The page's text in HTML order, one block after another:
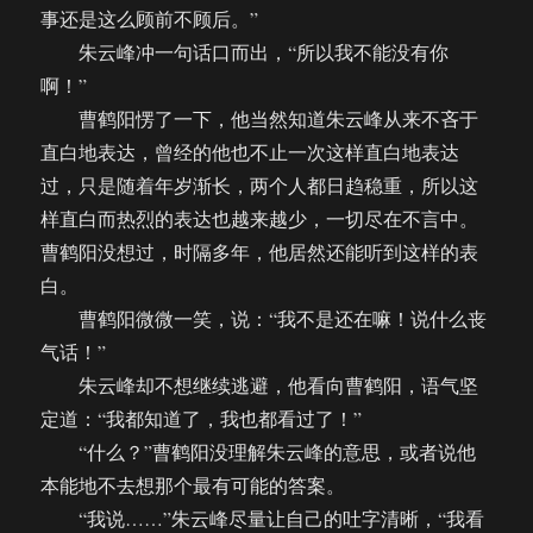
事还是这么顾前不顾后。”
朱云峰冲一句话口而出，“所以我不能没有你
啊！”
曹鹤阳愣了一下，他当然知道朱云峰从来不吝于
直白地表达，曾经的他也不止一次这样直白地表达
过，只是随着年岁渐长，两个人都日趋稳重，所以这
样直白而热烈的表达也越来越少，一切尽在不言中。
曹鹤阳没想过，时隔多年，他居然还能听到这样的表
白。
曹鹤阳微微一笑，说：“我不是还在嘛！说什么丧
气话！”
朱云峰却不想继续逃避，他看向曹鹤阳，语气坚
定道：“我都知道了，我也都看过了！”
“什么？”曹鹤阳没理解朱云峰的意思，或者说他
本能地不去想那个最有可能的答案。
“我说……”朱云峰尽量让自己的吐字清晰，“我看